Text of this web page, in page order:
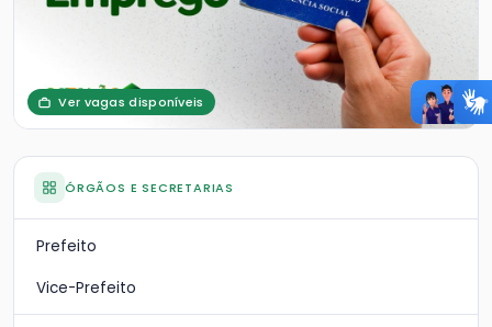
Ver vagas disponíveis
ÓRGÃOS E SECRETARIAS
Prefeito
Vice-Prefeito